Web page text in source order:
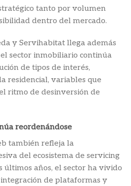
tanto por volumen
dentro del mercado.
y Servihabitat llega además
sector inmobiliario continúa
de tipos de interés,
residencial, variables que
ritmo de desinversión de
reordenándose
también refleja la
del ecosistema de servicing
últimos años, el sector ha vivido
integración de plataformas y